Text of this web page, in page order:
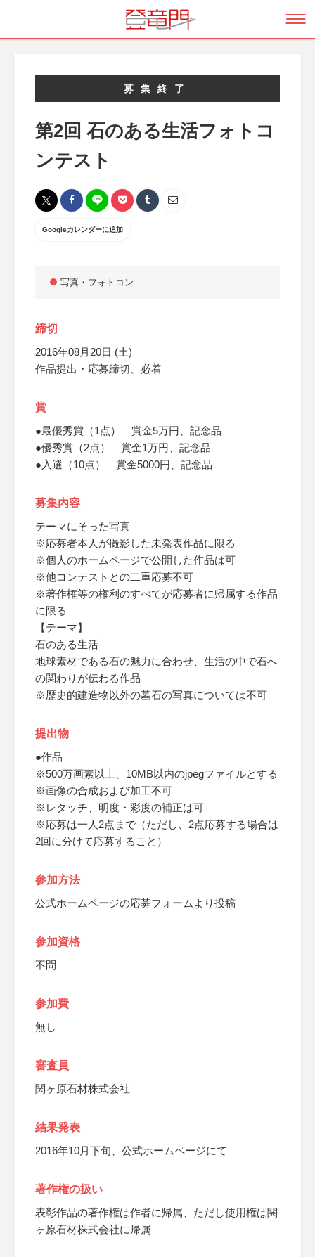
募集終了
第2回 石のある生活フォトコ
ンテスト
Googleカレンダーに追加
写真・フォトコン
締切
2016年08月20日 (土)
作品提出・応募締切、必着
賞
●最優秀賞（1点） 賞金5万円、記念品
●優秀賞（2点） 賞金1万円、記念品
●入選（10点） 賞金5000円、記念品
募集内容
テーマにそった写真
※応募者本人が撮影した未発表作品に限る
※個人のホームページで公開した作品は可
※他コンテストとの二重応募不可
※著作権等の権利のすべてが応募者に帰属する作品
に限る
【テーマ】
石のある生活
地球素材である石の魅力に合わせ、生活の中で石へ
の関わりが伝わる作品
※歴史的建造物以外の墓石の写真については不可
提出物
●作品
※500万画素以上、10MB以内のjpegファイルとする
※画像の合成および加工不可
※レタッチ、明度・彩度の補正は可
※応募は一人2点まで（ただし、2点応募する場合は
2回に分けて応募すること）
参加方法
公式ホームページの応募フォームより投稿
参加資格
不問
参加費
無し
審査員
関ヶ原石材株式会社
結果発表
2016年10月下旬、公式ホームページにて
著作権の扱い
表彰作品の著作権は作者に帰属、ただし使用権は関
ヶ原石材株式会社に帰属